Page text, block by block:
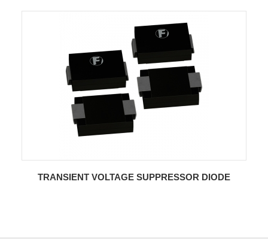
TRANSIENT VOLTAGE SUPPRESSOR DIODE